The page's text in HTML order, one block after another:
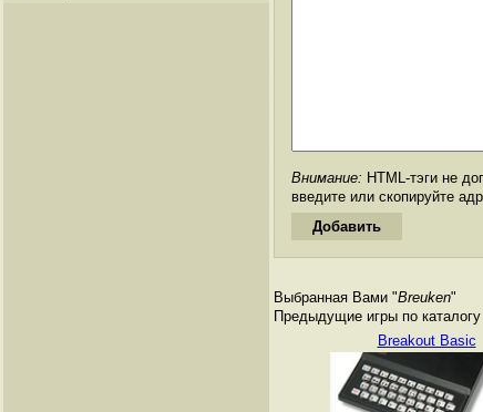
Внимание: HTML-тэги не
введите или скопируйте
Выбранная Вами "Breuken"
Предыдущие игры по
Breakout Basic